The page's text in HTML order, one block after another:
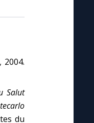
2004.
Salut
du